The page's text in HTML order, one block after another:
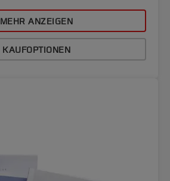
MEHR ANZEIGEN
KAUFOPTIONEN